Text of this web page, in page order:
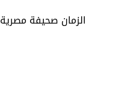
الزمان صحيفة مصرية